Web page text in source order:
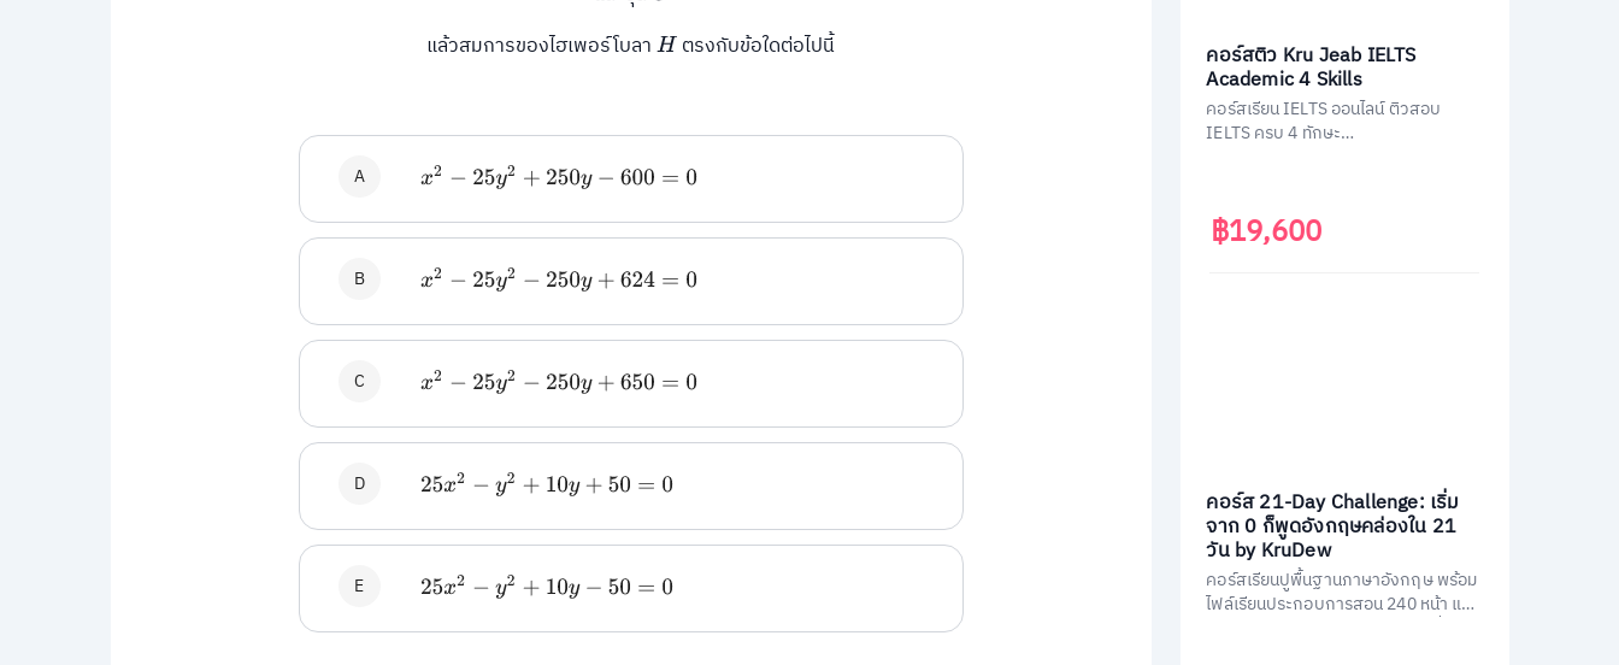
แล้วสมการของไฮเพอร์โบลาH ตรงกับข้อใดต่อไปนี้
A x2 −25y2+250y−600= 0
B x2 −25y2−250y+624=0
C x2 −25y2−250y+650=0
D 25x2 −y2+10y +50=0
E 25x2 −y2+10y −50=0
คอร์สติว Kru Jeab IELTS
Academic 4 Skills
คอร์สเรียน IELTS ออนไลน์ ติวสอบ
IELTS ครบ 4 ทักษะ
฿19,600
คอร์ส 21-Day Challenge: เริ่ม
จาก 0 ก็พูดอังกฤษคล่องใน 21
วัน by KruDew
คอร์สเรียนปูพื้นฐานภาษาอังกฤษ พร้อม
ไฟล์เรียนประกอบการสอน 240 หน้า และ